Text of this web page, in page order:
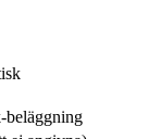
beläggning